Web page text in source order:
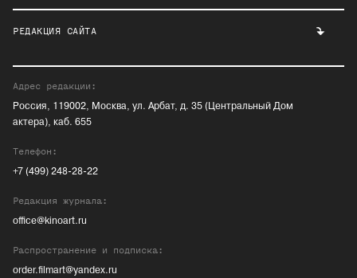
РЕДАКЦИЯ САЙТА
Адрес редакции:
Россия, 119002, Москва, ул. Арбат, д. 35 (Центральный Дом
актера), каб. 655
Телефон:
+7 (499) 248-28-22
Редакция журнала:
office@kinoart.ru
Распространение и подписка:
order.filmart@yandex.ru